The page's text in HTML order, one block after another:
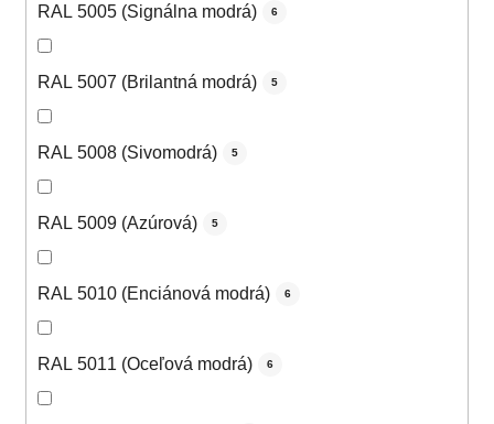
RAL 5005 (Signálna modrá) 6
RAL 5007 (Brilantná modrá) 5
RAL 5008 (Sivomodrá) 5
RAL 5009 (Azúrová) 5
RAL 5010 (Enciánová modrá) 6
RAL 5011 (Oceľová modrá) 6